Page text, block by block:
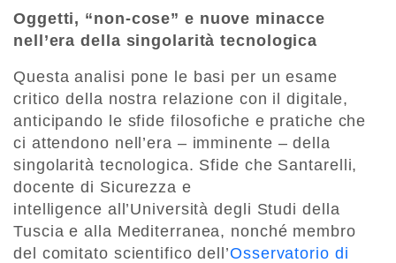
Oggetti, “non-cose” e nuove minacce
nell’era della singolarità tecnologica
Questa analisi pone le basi per un esame
critico della nostra relazione con il digitale,
anticipando le sfide filosofiche e pratiche che
ci attendono nell’era – imminente – della
singolarità tecnologica. Sfide che Santarelli,
docente di Sicurezza e
intelligence all’Università degli Studi della
Tuscia e alla Mediterranea, nonché membro
del comitato scientifico dell’Osservatorio di